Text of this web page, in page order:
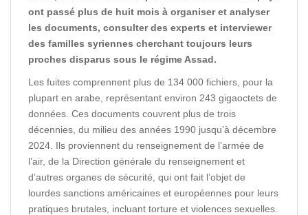
ont passé plus de huit mois à organiser et analyser
les documents, consulter des experts et interviewer
des familles syriennes cherchant toujours leurs
proches disparus sous le régime Assad.
Les fuites comprennent plus de 134 000 fichiers, pour la
plupart en arabe, représentant environ 243 gigaoctets de
données. Ces documents couvrent plus de trois
décennies, du milieu des années 1990 jusqu’à décembre
2024. Ils proviennent du renseignement de l’armée de
l’air, de la Direction générale du renseignement et
d’autres organes de sécurité, qui ont fait l’objet de
lourdes sanctions américaines et européennes pour leurs
pratiques brutales, incluant torture et violences sexuelles.